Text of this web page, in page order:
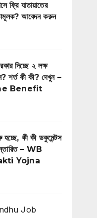
ফ্রি যাতায়াতের
আবেদন করুন
দিচ্ছে ২ লক্ষ
শর্ত কী কী? দেখুন –
Benefit
কী কী ডকুমেন্টস
– WB
Yojna